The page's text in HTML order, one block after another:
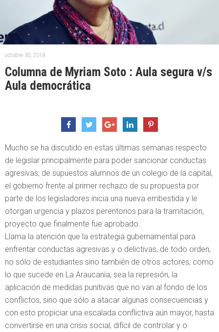
octubre 30, 2018
Columna de Myriam Soto : Aula segura v/s
Aula democrática
Mucho se ha discutido en estas últimas semanas respecto
de legislar principalmente para poder sancionar conductas
agresivas, de supuestos alumnos de un colegio de la capital,
el gobierno frente al primer rechazo de su propuesta por
parte de los legisladores inicia una nueva embestida y le
otorgan urgencia y plazos perentorios para la tramitación,
proyecto que finalmente fue aprobado.
Llama la atención que la estrategia gubernamental para
enfrentar conductas agresivas y o delictivas, de todo orden,
no sólo de estudiantes sino también de otros actores, como
lo que sucede en La Araucanía, sea la represión, la
aplicación de medidas punitivas que no van al fondo de los
conflictos, sino que sólo a atacar algunas consecuencias y
con esto propiciar una escalada conflictiva aún mayor, hasta
convertirse en una crisis social, difícil de controlar y o